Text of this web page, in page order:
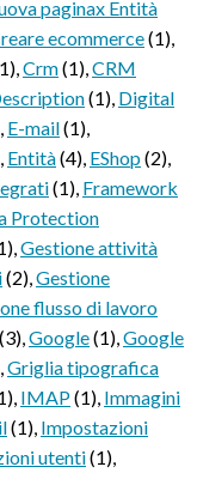
paginax Entità
ecommerce(1),
,Crm(1),CRM
(1), Digital
, E-mail(1),
, Entità(4), EShop(2),
(1), Framework
Protection
,Gestione attività
(2),Gestione
flusso di lavoro
(3),Google(1),Google
,Griglia tipografica
, IMAP(1), Immagini
(1), Impostazioni
utenti(1),